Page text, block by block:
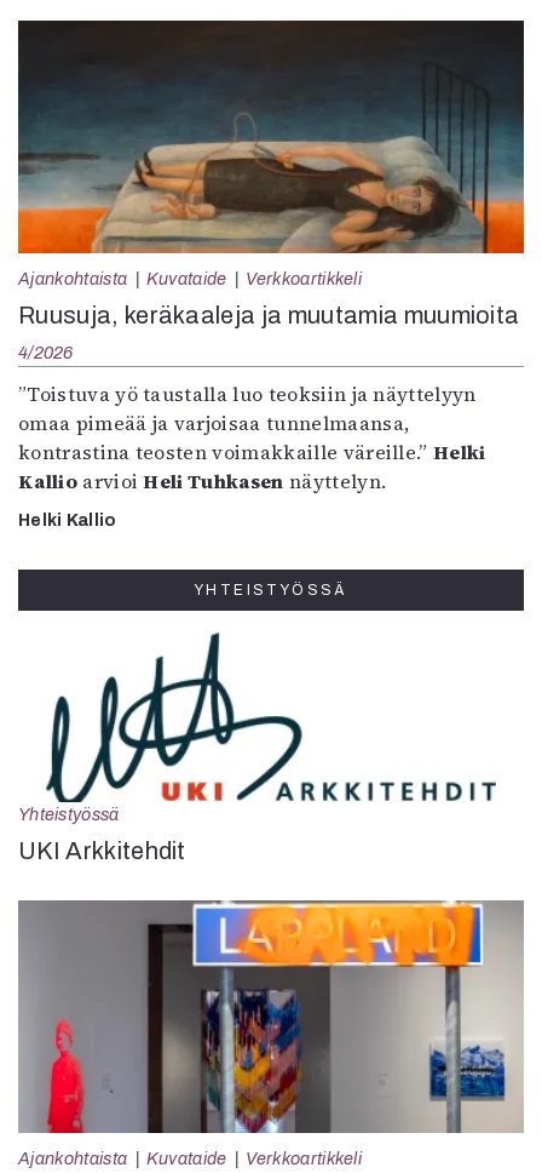
Ajankohtaista Kuvataide Verkkoartikkeli
Ruusuja, keräkaaleja ja muutamia muumioita
4/2026
”Toistuva yö taustalla luo teoksiin ja näyttelyyn
omaa pimeää ja varjoisaa tunnelmaansa,
kontrastina teosten voimakkaille väreille.”Helki
KallioarvioiHeli Tuhkasen näyttelyn.
Helki Kallio
YHTEISTYÖSSÄ
Yhteistyössä
UKI Arkkitehdit
Ajankohtaista Kuvataide Verkkoartikkeli